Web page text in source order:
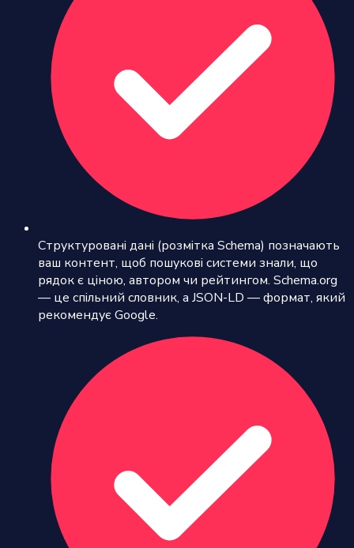
Структуровані дані (розмітка Schema) позначають
ваш контент, щоб пошукові системи знали, що
рядок є ціною, автором чи рейтингом. Schema.org
— це спільний словник, а JSON-LD — формат, який
рекомендує Google.